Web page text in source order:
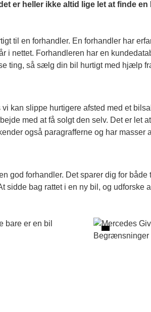
er heller ikke altid lige let at finde
til en forhandler. En forhandler har
i nettet. Forhandleren har en
ting, så sælg din bil hurtigt med hjælp
kan slippe hurtigere afsted med et
med at få solgt den selv. Det er let
også paragrafferne og har masser
god forhandler. Det sparer dig for
bag rattet i en ny bil, og